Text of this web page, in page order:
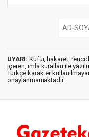
UYARI: Küfür, hakaret,
içeren, imla kuralları ile
Türkçe karakter
onaylanmamaktadır.